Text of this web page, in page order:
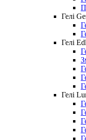
Гелі
Гелі
Гелі